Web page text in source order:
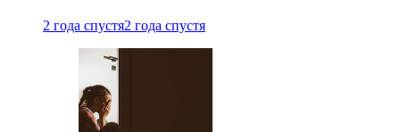
2 года спустя2 года спустя